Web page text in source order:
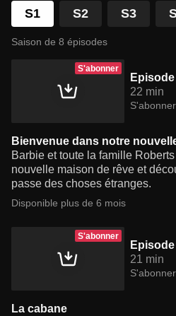
S1 S2 S3
Saison de 8 épisodes
S'abonner
22 min
S'abonner
Bienvenue dans notre
Barbie et toute la famille
nouvelle maison de rêve et
passe des choses étranges.
Disponible plus de 6 mois
S'abonner
21 min
S'abonner
La cabane